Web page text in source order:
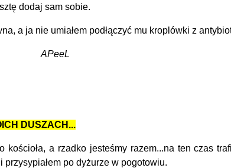
dodaj sam sobie.
a ja nie umiałem podłączyć mu kroplówki z
APeeL
DUSZACH...
a rzadko jesteśmy razem...na ten czas
przysypiałem po dyżurze w pogotowiu.